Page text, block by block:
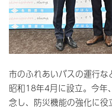
市のふれあいバスの運行な
昭和18年4月に設立。今年
念し、防災機能の強化に